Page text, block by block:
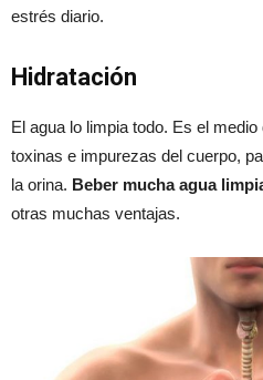
estrés diario.
Hidratación
El agua lo limpia todo. Es el
toxinas e impurezas del cuerpo,
la orina. Beber mucha agua
otras muchas ventajas.